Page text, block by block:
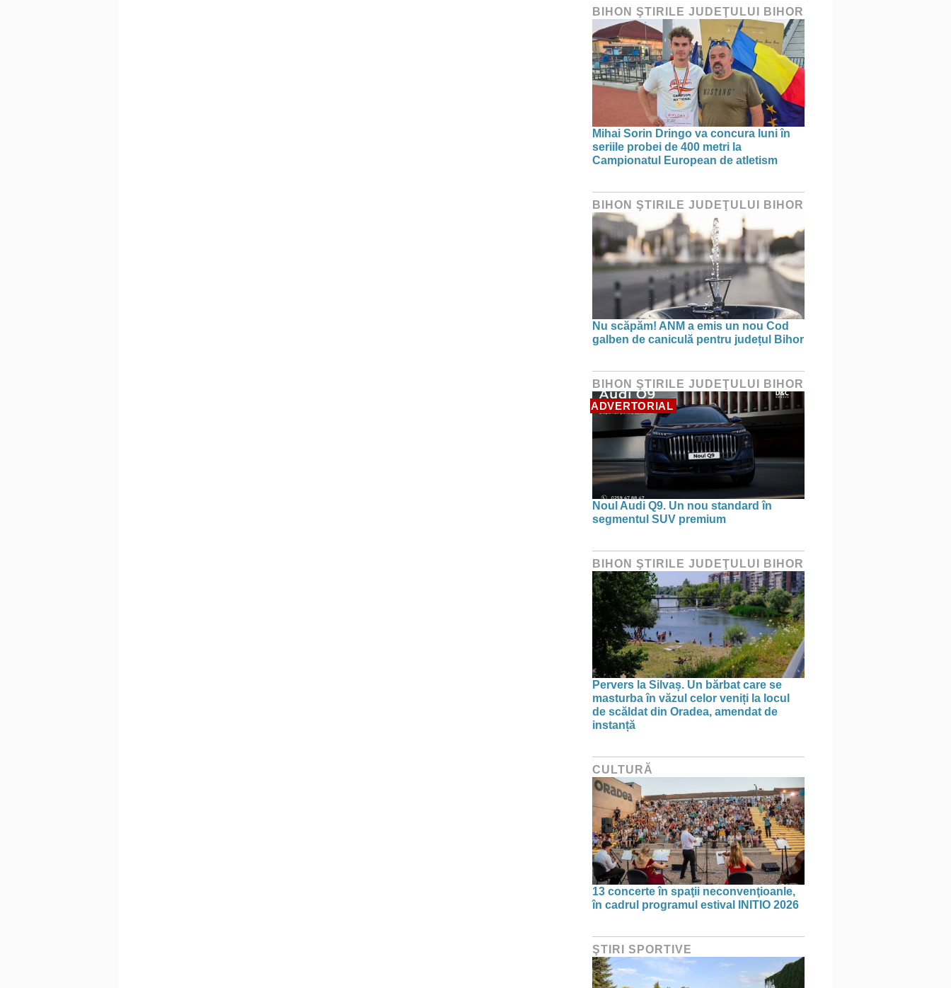
BIHON ŞTIRILE JUDEŢULUI BIHOR
Mihai Sorin Dringo va concura luni în
seriile probei de 400 metri la
Campionatul European de atletism
BIHON ŞTIRILE JUDEŢULUI BIHOR
Nu scăpăm! ANM a emis un nou Cod
galben de caniculă pentru județul Bihor
BIHON ŞTIRILE JUDEŢULUI BIHOR
ADVERTORIAL
Noul Audi Q9. Un nou standard în
segmentul SUV premium
BIHON ŞTIRILE JUDEŢULUI BIHOR
Pervers la Silvaș. Un bărbat care se
masturba în văzul celor veniți la locul
de scăldat din Oradea, amendat de
instanță
CULTURĂ
13 concerte în spaţii neconvenţioanle,
în cadrul programul estival INITIO 2026
ŞTIRI SPORTIVE